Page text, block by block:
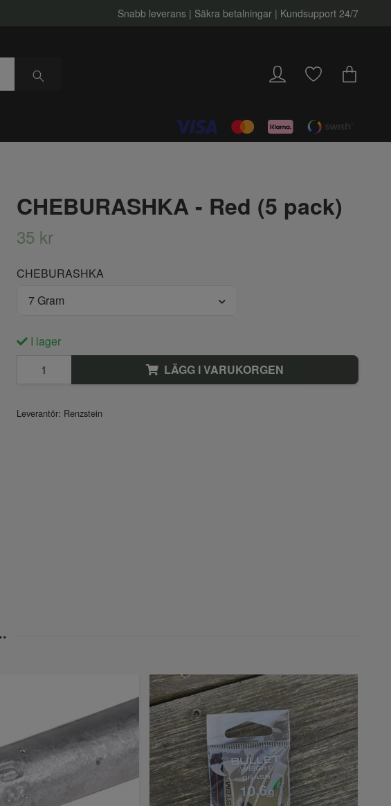
Snabb leverans | Säkra betalningar | Kundsupport 24/7
CHEBURASHKA - Red (5 pack)
35 kr
CHEBURASHKA
7 Gram
I lager
LÄGG I VARUKORGEN
Leverantör: Renzstein